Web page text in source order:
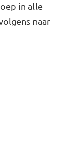
in alle
naar